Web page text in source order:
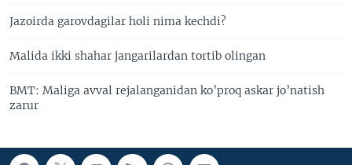
Jazoirda garovdagilar holi nima kechdi?
Malida ikki shahar jangarilardan tortib olingan
BMT: Maliga avval rejalanganidan ko’proq askar jo’natish
zarur